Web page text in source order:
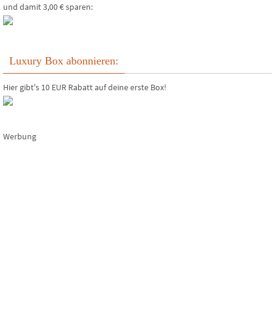
und damit 3,00 € sparen:
Luxury Box abonnieren:
Hier gibt's 10 EUR Rabatt auf deine erste Box!
Werbung